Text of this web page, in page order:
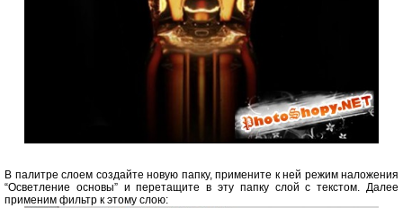
В палитре слоем создайте новую папку, примените к ней режим наложения
“Осветление основы” и перетащите в эту папку слой с текстом. Далее
применим фильтр к этому слою: